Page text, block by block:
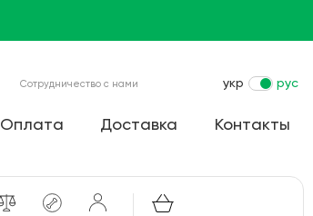
Сотрудничество с нами укр рус
Оплата Доставка Контакты